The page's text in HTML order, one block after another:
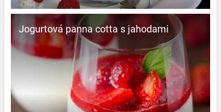
Jogurtová panna cotta s jahodami